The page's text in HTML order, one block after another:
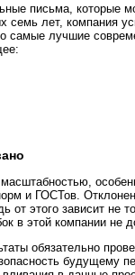
письма, которые
лет, компания
самые лучшие
и ГОСТов.
от этого зависит не
в этой компании не
обязательно
будущему